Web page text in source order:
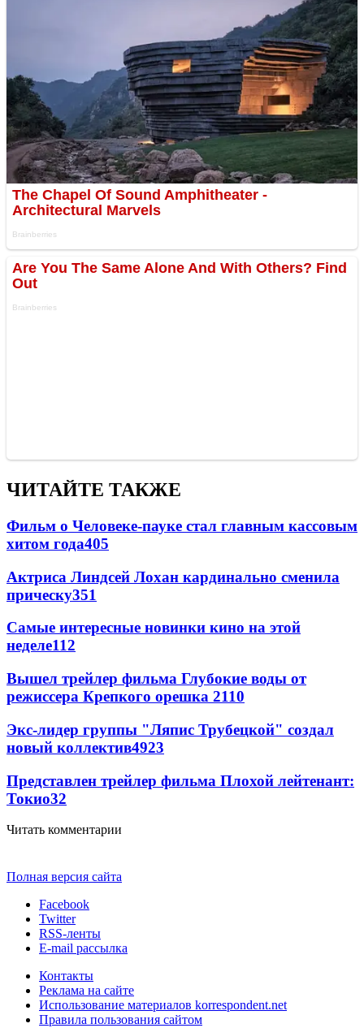
ЧИТАЙТЕ ТАКЖЕ
Фильм о Человеке-пауке стал главным кассовым
хитом года405
Актриса Линдсей Лохан кардинально сменила
прическу351
Самые интересные новинки кино на этой
неделе112
Вышел трейлер фильма Глубокие воды от
режиссера Крепкого орешка 2110
Экс-лидер группы "Ляпис Трубецкой" создал
новый коллектив4923
Представлен трейлер фильма Плохой лейтенант:
Токио32
Читать комментарии
Полная версия сайта
Facebook
Twitter
RSS-ленты
E-mail рассылка
Контакты
Реклама на сайте
Использование материалов korrespondent.net
Правила пользования сайтом